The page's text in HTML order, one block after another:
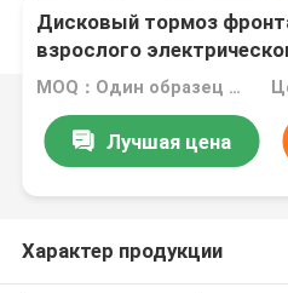
Дисковый тормоз
взрослого
долгосрочный
MOQ：Один образец радушен
Лучшая цена
Характер продукции